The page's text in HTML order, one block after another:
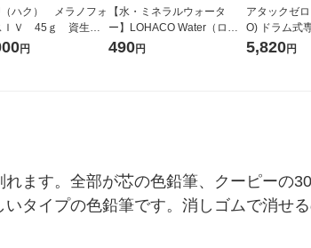
（ハク） メラノフォ
ＩＶ 45ｇ 資生
け付き
円
【水・ミネラルウォータ
ー】LOHACO Water（ロハ
コウォーター）2L ラベルレ
490円
アタックゼ
O) ドラム式
ガジャンボ
（2個入) 洗
5,820円
ます。全部が芯の色鉛筆、クーピーの
タイプの色鉛筆です。消しゴムで消せ